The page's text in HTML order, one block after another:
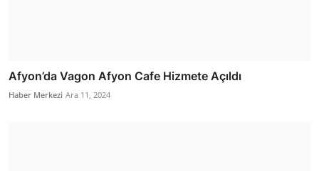
Afyon’da Vagon Afyon Cafe Hizmete Açıldı
Haber Merkezi Ara 11, 2024